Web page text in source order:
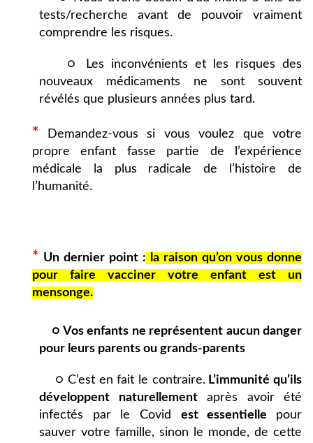
tests/recherche avant de pouvoir vraiment
comprendre les risques.
○ Les inconvénients et les risques des
nouveaux médicaments ne sont souvent
révélés que plusieurs années plus tard.
*
Demandez-vous si vous voulez que votre
propre enfant fasse partie de l’expérience
médicale la plus radicale de l’histoire de
l’humanité.
* Un dernier point : la raison qu’on vous donne
pour faire vacciner votre enfant est un
mensonge.
○ Vos enfants ne représentent aucun danger
pour leurs parents ou grands-parents
○ C’est en fait le contraire.L’immunité qu’ils
développent naturellementaprès avoir été
infectés par le Covid est essentielle pour
sauver votre famille, sinon le monde, de cette